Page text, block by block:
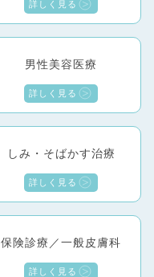
詳しく見る
男性美容医療
詳しく見る
しみ・そばかす治療
詳しく見る
保険診療／一般皮膚科
詳しく見る